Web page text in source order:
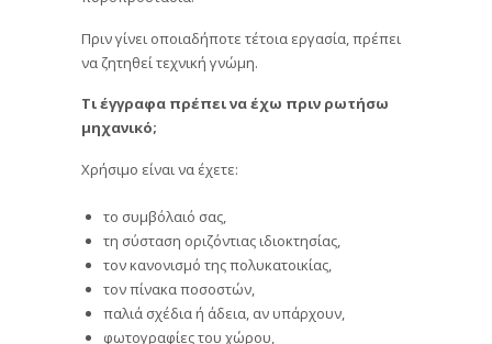
Πριν γίνει οποιαδήποτε τέτοια εργασία, πρέπει
να ζητηθεί τεχνική γνώμη.
Τι έγγραφα πρέπει να έχω πριν ρωτήσω
μηχανικό;
Χρήσιμο είναι να έχετε:
το συμβόλαιό σας,
τη σύσταση οριζόντιας ιδιοκτησίας,
τον κανονισμό της πολυκατοικίας,
τον πίνακα ποσοστών,
παλιά σχέδια ή άδεια, αν υπάρχουν,
φωτογραφίες του χώρου,